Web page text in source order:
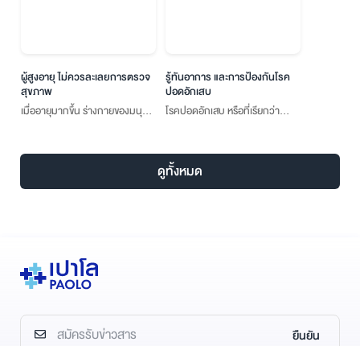
ผู้สูงอายุ ไม่ควรละเลยการตรวจ
สุขภาพ
เมื่ออายุมากขึ้น ร่างกายของมนุษย์
อวัยวะต่าง ๆ จึงส่งผลให้ผู้สูงอายุมี
รู้ทันอาการ และการป้องกันโรค
ปอดอักเสบ
โรคปอดอักเสบ หรือที่เรียกว่า
ดูทั้งหมด
ยืนยัน